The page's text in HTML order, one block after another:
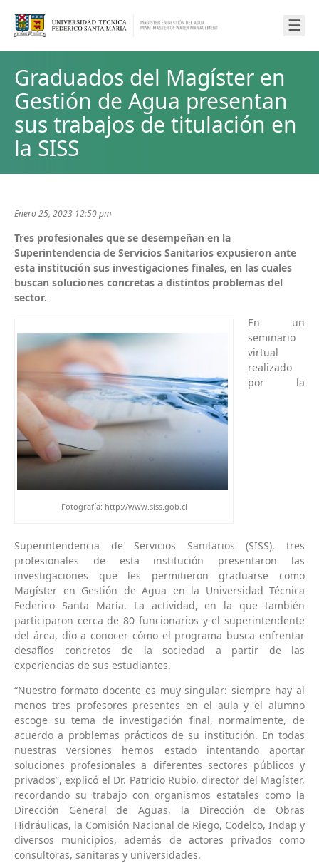
☰
Graduados del Magíster en
Gestión de Agua presentan
sus trabajos de titulación en
la SISS
Enero 25, 2023 12:50 pm
Tres profesionales que se desempeñan en la
Superintendencia de Servicios Sanitarios expusieron ante
esta institución sus investigaciones finales, en las cuales
buscan soluciones concretas a distintos problemas del
sector.
Fotografía: http://www.siss.gob.cl
En un
seminario
virtual
realizado
por la
Superintendencia de Servicios Sanitarios (SISS), tres
profesionales de esta institución presentaron las
investigaciones que les permitieron graduarse como
Magíster en Gestión de Agua en la Universidad Técnica
Federico Santa María. La actividad, en la que también
participaron cerca de 80 funcionarios y el superintendente
del área, dio a conocer cómo el programa busca enfrentar
desafíos concretos de la sociedad a partir de las
experiencias de sus estudiantes.
“Nuestro formato docente es muy singular: siempre hay al
menos tres profesores presentes en el aula y el alumno
escoge su tema de investigación final, normalmente, de
acuerdo a problemas prácticos de su institución. En todas
nuestras versiones hemos estado intentando aportar
soluciones profesionales a diferentes sectores públicos y
privados”, explicó el Dr. Patricio Rubio, director del Magíster,
recordando su trabajo con organismos estatales como la
Dirección General de Aguas, la Dirección de Obras
Hidráulicas, la Comisión Nacional de Riego, Codelco, Indap y
diversos municipios, además de actores privados como
consultoras, sanitaras y universidades.